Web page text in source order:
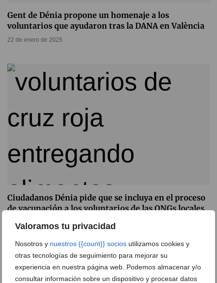
Valoramos tu privacidad
Nosotros y nuestros {{count}} socios utilizamos cookies y
otras tecnologías de seguimiento para mejorar su
experiencia en nuestra página web. Podemos almacenar y/o
consultar información sobre un dispositivo y procesar datos
Gent de Dénia propone un homenaje a los
voluntarios que ayudaron tras la DANA en València
22 de enero de 2025
Ciudadanos Dénia pide que se incluya en el proceso
de vacunación a los voluntarios de las ONGs locales
13 de mayo de 2021